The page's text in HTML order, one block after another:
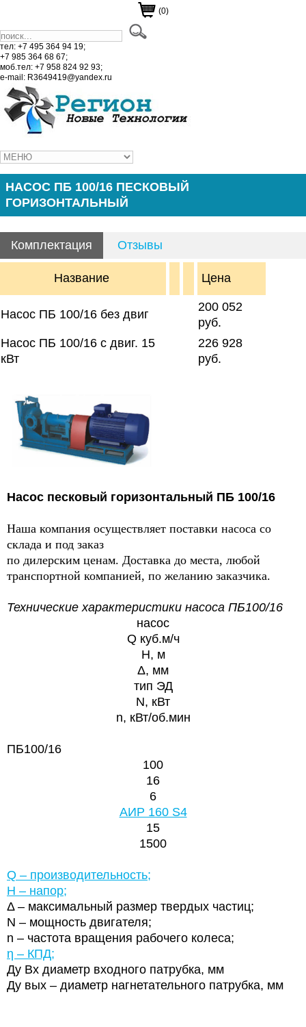
(0)
тел: +7 495 364 94 19;
+7 985 364 68 67;
моб.тел: +7 958 824 92 93;
e-mail: R3649419@yandex.ru
НАСОС ПБ 100/16 ПЕСКОВЫЙ
ГОРИЗОНТАЛЬНЫЙ
Комплектация Отзывы
Название Цена
Насос ПБ 100/16 без двиг
200 052
руб.
Насос ПБ 100/16 с двиг. 15
кВт
226 928
руб.
Насос песковый горизонтальный ПБ 100/16
Наша компания осуществляет поставки насоса со
склада и под заказ
по дилерским ценам. Доставка до места, любой
транспортной компанией, по желанию заказчика.
Технические характеристики насоса ПБ100/16
насос
Q куб.м/ч
H, м
Δ, мм
тип ЭД
N, кВт
n, кВт/об.мин
ПБ100/16
100
16
6
АИР 160 S4
15
1500
Q – производительность;
Н – напор;
Δ – максимальный размер твердых частиц;
N – мощность двигателя;
n – частота вращения рабочего колеса;
η – КПД;
Ду Вх диаметр входного патрубка, мм
Ду вых – диаметр нагнетательного патрубка, мм